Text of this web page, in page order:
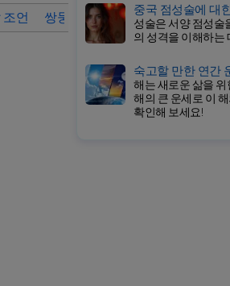
언 쌍둥이자리의 상세 운세 2025
중국 점성술에 대
성술은 서양 점성술
의 성격을 이해하는
숙고할 만한 연간
해는 새로운 삶을
해의 큰 운세로 이
확인해 보세요!